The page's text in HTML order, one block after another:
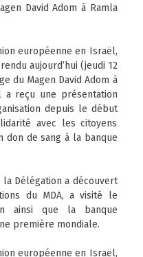
David Adom à Ramla
européenne en Israël,
aujourd’hui (jeudi 12
du Magen David Adom à
a reçu une présentation
depuis le début
avec les citoyens
don de sang à la banque
Délégation a découvert
du MDA, a visité le
ainsi que la banque
première mondiale.
européenne en Israël,